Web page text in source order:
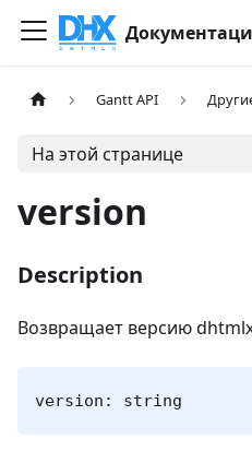
Gantt API
На этой странице
version
Description
Возвращает версию
version: string